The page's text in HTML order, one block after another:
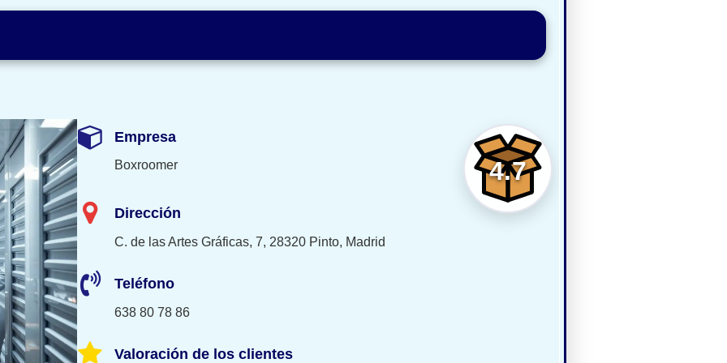
4.7
Empresa
Boxroomer
Dirección
C. de las Artes Gráficas, 7, 28320 Pinto, Madrid
Teléfono
638 80 78 86
Valoración de los clientes